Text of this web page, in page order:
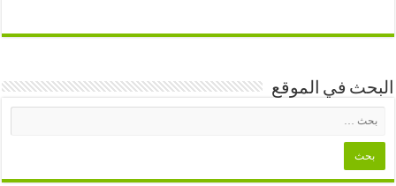
البحث في الموقع